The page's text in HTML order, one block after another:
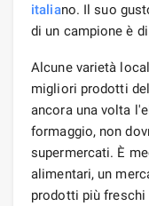
italiano. Il suo
di un campione è
Alcune varietà
migliori prodotti
ancora una volta
formaggio, non
supermercati. È
alimentari, un
prodotti più freschi